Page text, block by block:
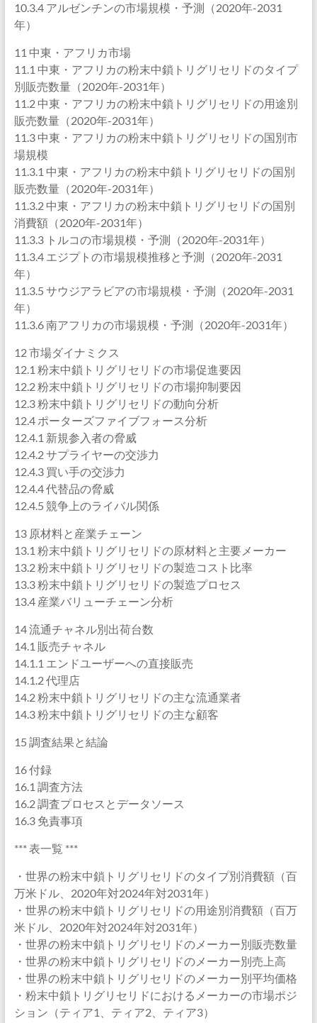
10.3.4 アルゼンチンの市場規模・予測（2020年-2031
年）
11 中東・アフリカ市場
11.1 中東・アフリカの粉末中鎖トリグリセリドのタイプ
別販売数量（2020年-2031年）
11.2 中東・アフリカの粉末中鎖トリグリセリドの用途別
販売数量（2020年-2031年）
11.3 中東・アフリカの粉末中鎖トリグリセリドの国別市
場規模
11.3.1 中東・アフリカの粉末中鎖トリグリセリドの国別
販売数量（2020年-2031年）
11.3.2 中東・アフリカの粉末中鎖トリグリセリドの国別
消費額（2020年-2031年）
11.3.3 トルコの市場規模・予測（2020年-2031年）
11.3.4 エジプトの市場規模推移と予測（2020年-2031
年）
11.3.5 サウジアラビアの市場規模・予測（2020年-2031
年）
11.3.6 南アフリカの市場規模・予測（2020年-2031年）
12 市場ダイナミクス
12.1 粉末中鎖トリグリセリドの市場促進要因
12.2 粉末中鎖トリグリセリドの市場抑制要因
12.3 粉末中鎖トリグリセリドの動向分析
12.4 ポーターズファイブフォース分析
12.4.1 新規参入者の脅威
12.4.2 サプライヤーの交渉力
12.4.3 買い手の交渉力
12.4.4 代替品の脅威
12.4.5 競争上のライバル関係
13 原材料と産業チェーン
13.1 粉末中鎖トリグリセリドの原材料と主要メーカー
13.2 粉末中鎖トリグリセリドの製造コスト比率
13.3 粉末中鎖トリグリセリドの製造プロセス
13.4 産業バリューチェーン分析
14 流通チャネル別出荷台数
14.1 販売チャネル
14.1.1 エンドユーザーへの直接販売
14.1.2 代理店
14.2 粉末中鎖トリグリセリドの主な流通業者
14.3 粉末中鎖トリグリセリドの主な顧客
15 調査結果と結論
16 付録
16.1 調査方法
16.2 調査プロセスとデータソース
16.3 免責事項
*** 表一覧 ***
・世界の粉末中鎖トリグリセリドのタイプ別消費額（百
万米ドル、2020年対2024年対2031年）
・世界の粉末中鎖トリグリセリドの用途別消費額（百万
米ドル、2020年対2024年対2031年）
・世界の粉末中鎖トリグリセリドのメーカー別販売数量
・世界の粉末中鎖トリグリセリドのメーカー別売上高
・世界の粉末中鎖トリグリセリドのメーカー別平均価格
・粉末中鎖トリグリセリドにおけるメーカーの市場ポジ
ション（ティア1、ティア2、ティア3）